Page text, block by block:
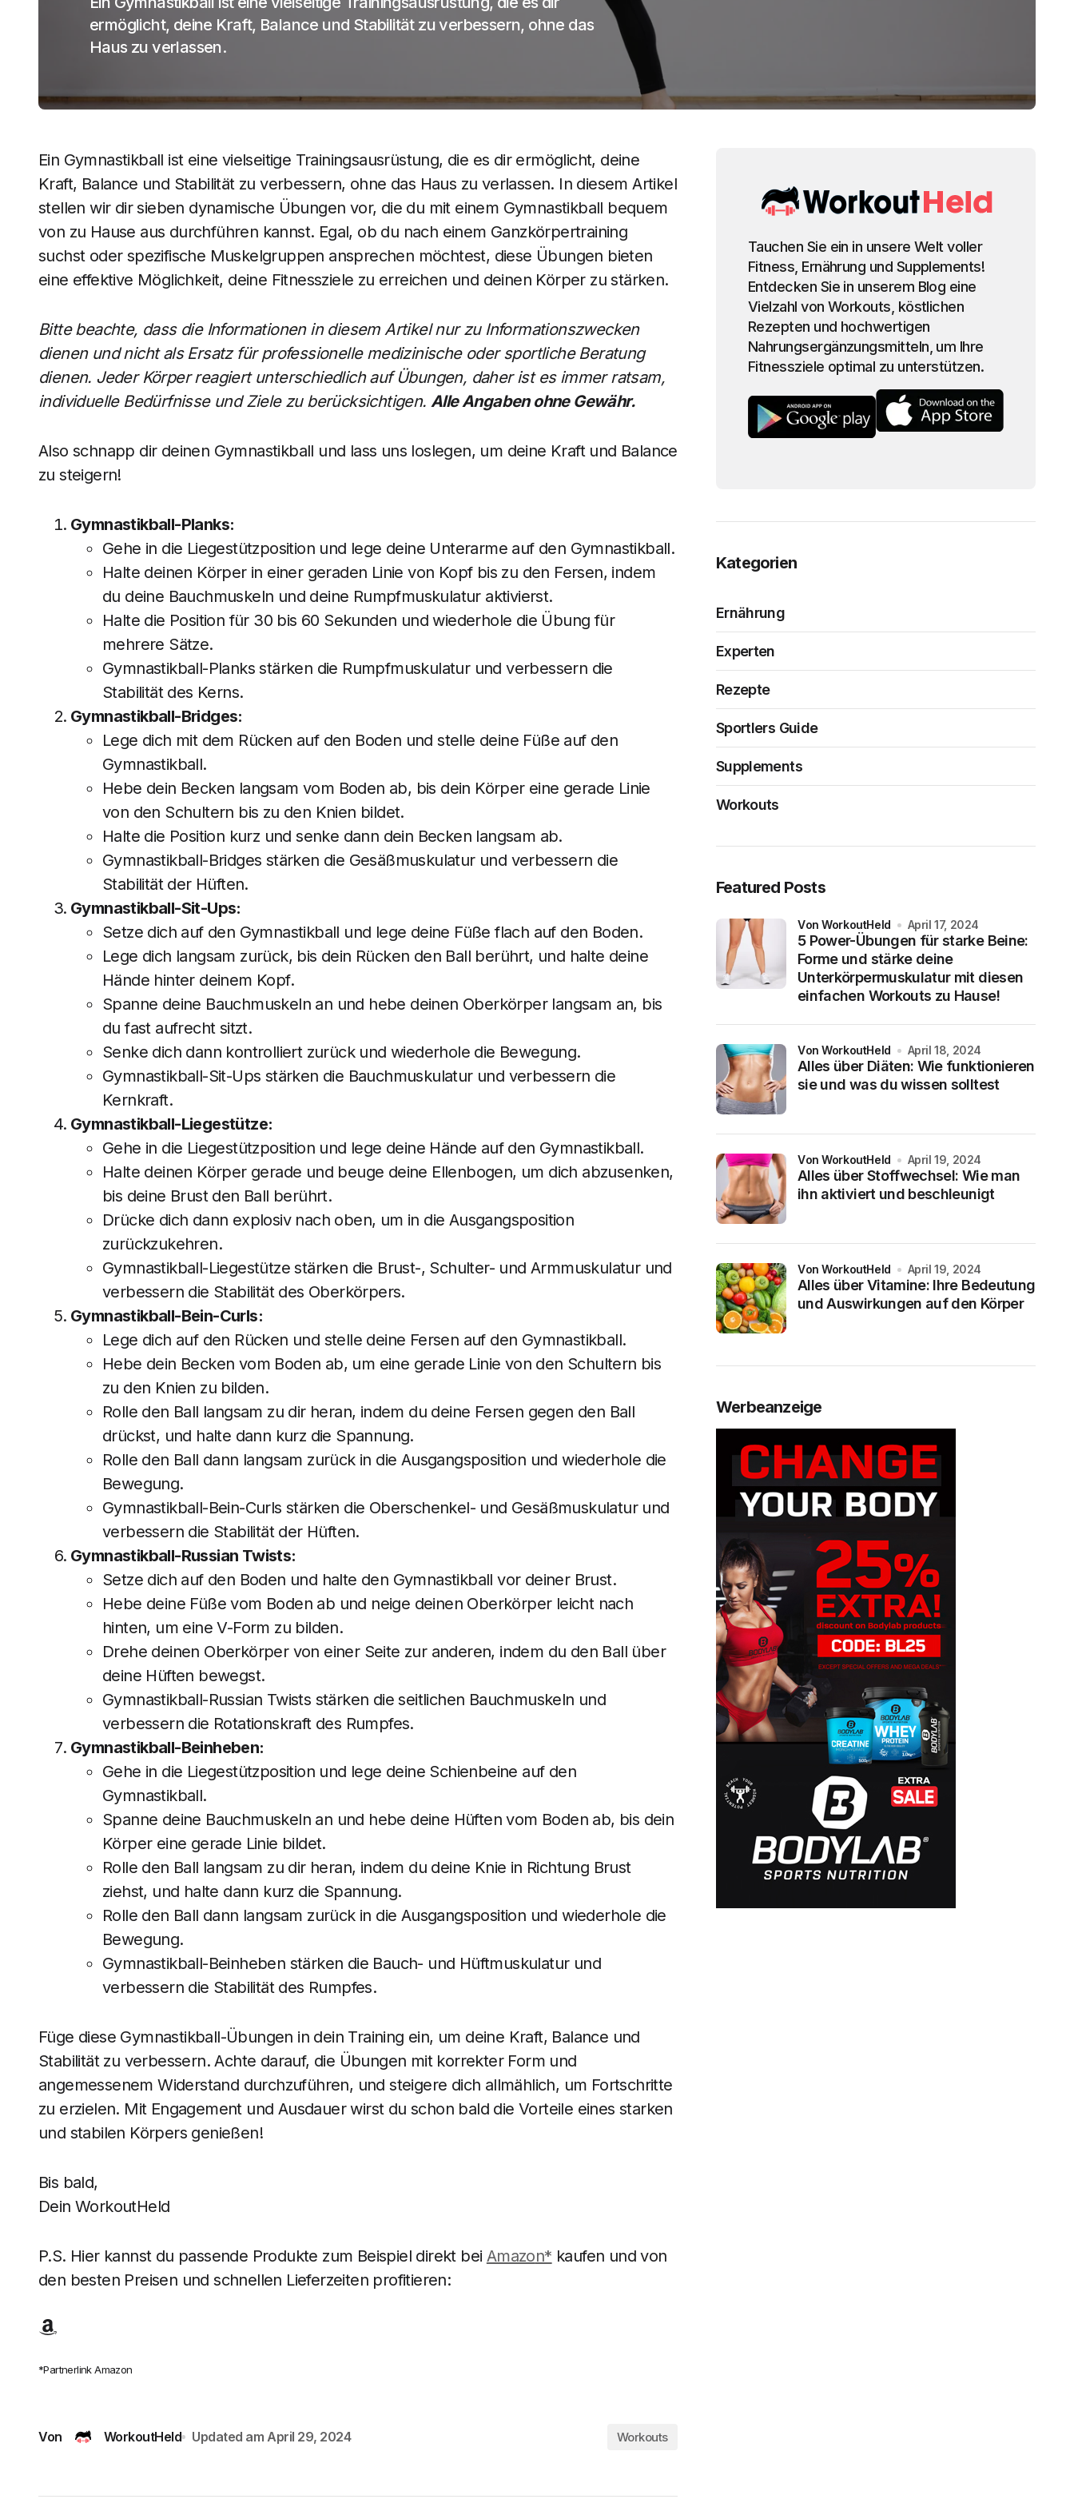
ermöglicht, deine Kraft, Balance und Stabilität zu verbessern, ohne das
Haus zu verlassen.
Ein Gymnastikball ist eine vielseitige Trainingsausrüstung, die es dir ermöglicht, deine
Kraft, Balance und Stabilität zu verbessern, ohne das Haus zu verlassen. In diesem Artikel
stellen wir dir sieben dynamische Übungen vor, die du mit einem Gymnastikball bequem
von zu Hause aus durchführen kannst. Egal, ob du nach einem Ganzkörpertraining
suchst oder spezifische Muskelgruppen ansprechen möchtest, diese Übungen bieten
eine effektive Möglichkeit, deine Fitnessziele zu erreichen und deinen Körper zu stärken.
Bitte beachte, dass die Informationen in diesem Artikel nur zu Informationszwecken
dienen und nicht als Ersatz für professionelle medizinische oder sportliche Beratung
dienen. Jeder Körper reagiert unterschiedlich auf Übungen, daher ist es immer ratsam,
individuelle Bedürfnisse und Ziele zu berücksichtigen. Alle Angaben ohne Gewähr.
Also schnapp dir deinen Gymnastikball und lass uns loslegen, um deine Kraft und Balance
zu steigern!
Gymnastikball-Planks:
Gehe in die Liegestützposition und lege deine Unterarme auf den Gymnastikball.
Halte deinen Körper in einer geraden Linie von Kopf bis zu den Fersen, indem
du deine Bauchmuskeln und deine Rumpfmuskulatur aktivierst.
Halte die Position für 30 bis 60 Sekunden und wiederhole die Übung für
mehrere Sätze.
Gymnastikball-Planks stärken die Rumpfmuskulatur und verbessern die
Stabilität des Kerns.
Gymnastikball-Bridges:
Lege dich mit dem Rücken auf den Boden und stelle deine Füße auf den
Gymnastikball.
Hebe dein Becken langsam vom Boden ab, bis dein Körper eine gerade Linie
von den Schultern bis zu den Knien bildet.
Halte die Position kurz und senke dann dein Becken langsam ab.
Gymnastikball-Bridges stärken die Gesäßmuskulatur und verbessern die
Stabilität der Hüften.
Gymnastikball-Sit-Ups:
Setze dich auf den Gymnastikball und lege deine Füße flach auf den Boden.
Lege dich langsam zurück, bis dein Rücken den Ball berührt, und halte deine
Hände hinter deinem Kopf.
Spanne deine Bauchmuskeln an und hebe deinen Oberkörper langsam an, bis
du fast aufrecht sitzt.
Senke dich dann kontrolliert zurück und wiederhole die Bewegung.
Gymnastikball-Sit-Ups stärken die Bauchmuskulatur und verbessern die
Kernkraft.
Gymnastikball-Liegestütze:
Gehe in die Liegestützposition und lege deine Hände auf den Gymnastikball.
Halte deinen Körper gerade und beuge deine Ellenbogen, um dich abzusenken,
bis deine Brust den Ball berührt.
Drücke dich dann explosiv nach oben, um in die Ausgangsposition
zurückzukehren.
Gymnastikball-Liegestütze stärken die Brust-, Schulter- und Armmuskulatur und
verbessern die Stabilität des Oberkörpers.
Gymnastikball-Bein-Curls:
Lege dich auf den Rücken und stelle deine Fersen auf den Gymnastikball.
Hebe dein Becken vom Boden ab, um eine gerade Linie von den Schultern bis
zu den Knien zu bilden.
Rolle den Ball langsam zu dir heran, indem du deine Fersen gegen den Ball
drückst, und halte dann kurz die Spannung.
Rolle den Ball dann langsam zurück in die Ausgangsposition und wiederhole die
Bewegung.
Gymnastikball-Bein-Curls stärken die Oberschenkel- und Gesäßmuskulatur und
verbessern die Stabilität der Hüften.
Gymnastikball-Russian Twists:
Setze dich auf den Boden und halte den Gymnastikball vor deiner Brust.
Hebe deine Füße vom Boden ab und neige deinen Oberkörper leicht nach
hinten, um eine V-Form zu bilden.
Drehe deinen Oberkörper von einer Seite zur anderen, indem du den Ball über
deine Hüften bewegst.
Gymnastikball-Russian Twists stärken die seitlichen Bauchmuskeln und
verbessern die Rotationskraft des Rumpfes.
Gymnastikball-Beinheben:
Gehe in die Liegestützposition und lege deine Schienbeine auf den
Gymnastikball.
Spanne deine Bauchmuskeln an und hebe deine Hüften vom Boden ab, bis dein
Körper eine gerade Linie bildet.
Rolle den Ball langsam zu dir heran, indem du deine Knie in Richtung Brust
ziehst, und halte dann kurz die Spannung.
Rolle den Ball dann langsam zurück in die Ausgangsposition und wiederhole die
Bewegung.
Gymnastikball-Beinheben stärken die Bauch- und Hüftmuskulatur und
verbessern die Stabilität des Rumpfes.
Füge diese Gymnastikball-Übungen in dein Training ein, um deine Kraft, Balance und
Stabilität zu verbessern. Achte darauf, die Übungen mit korrekter Form und
angemessenem Widerstand durchzuführen, und steigere dich allmählich, um Fortschritte
zu erzielen. Mit Engagement und Ausdauer wirst du schon bald die Vorteile eines starken
und stabilen Körpers genießen!
Bis bald,
Dein WorkoutHeld
P.S. Hier kannst du passende Produkte zum Beispiel direkt bei Amazon* kaufen und von
den besten Preisen und schnellen Lieferzeiten profitieren:
*Partnerlink Amazon
Von WorkoutHeld Updated am April 29, 2024 Workouts
Tauchen Sie ein in unsere Welt voller
Fitness, Ernährung und Supplements!
Entdecken Sie in unserem Blog eine
Vielzahl von Workouts, köstlichen
Rezepten und hochwertigen
Nahrungsergänzungsmitteln, um Ihre
Fitnessziele optimal zu unterstützen.
Kategorien
Ernährung
Experten
Rezepte
Sportlers Guide
Supplements
Workouts
Featured Posts
5 Power-Übungen für starke Beine:
Forme und stärke deine
Unterkörpermuskulatur mit diesen
einfachen Workouts zu Hause!
von WorkoutHeld April 17, 2024
Alles über Diäten: Wie funktionieren
sie und was du wissen solltest
von WorkoutHeld April 18, 2024
Alles über Stoffwechsel: Wie man
ihn aktiviert und beschleunigt
von WorkoutHeld April 19, 2024
Alles über Vitamine: Ihre Bedeutung
und Auswirkungen auf den Körper
von WorkoutHeld April 19, 2024
Werbeanzeige